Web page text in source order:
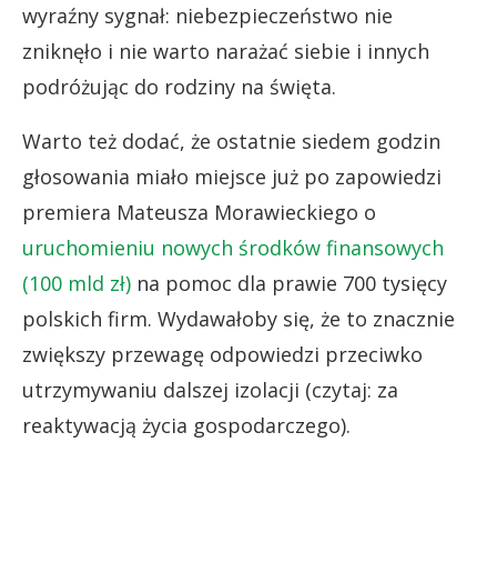
wyraźny sygnał: niebezpieczeństwo nie
zniknęło i nie warto narażać siebie i innych
podróżując do rodziny na święta.
Warto też dodać, że ostatnie siedem godzin
głosowania miało miejsce już po zapowiedzi
premiera Mateusza Morawieckiego o
uruchomieniu nowych środków finansowych
(100 mld zł) na pomoc dla prawie 700 tysięcy
polskich firm. Wydawałoby się, że to znacznie
zwiększy przewagę odpowiedzi przeciwko
utrzymywaniu dalszej izolacji (czytaj: za
reaktywacją życia gospodarczego).